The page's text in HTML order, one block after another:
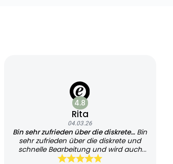
4.8
Rita
04.03.26
Bin sehr zufrieden über die diskrete… Bin
sehr zufrieden über die diskrete und
schnelle Bearbeitung und wird auch
sehr schnell geliefert, kann es jedem